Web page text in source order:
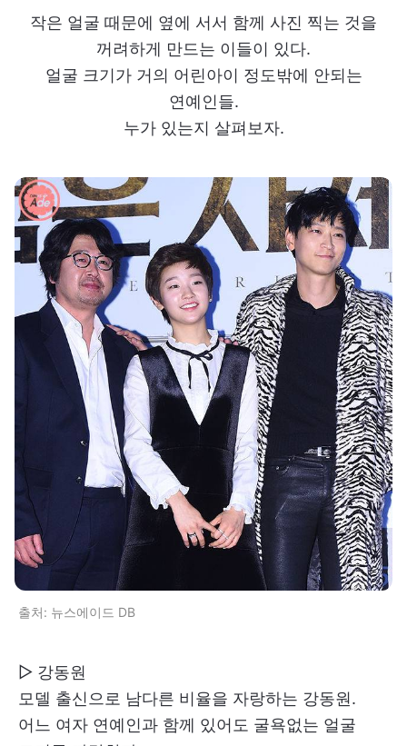
작은 얼굴 때문에 옆에 서서 함께 사진 찍는 것을
꺼려하게 만드는 이들이 있다.
얼굴 크기가 거의 어린아이 정도밖에 안되는
연예인들.
누가 있는지 살펴보자.
출처: 뉴스에이드 DB
▷ 강동원
모델 출신으로 남다른 비율을 자랑하는 강동원.
어느 여자 연예인과 함께 있어도 굴욕없는 얼굴